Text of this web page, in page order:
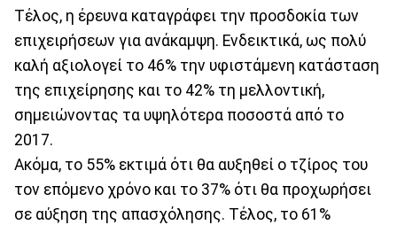
Τέλος, η έρευνα καταγράφει την προσδοκία των
επιχειρήσεων για ανάκαμψη. Ενδεικτικά, ως πολύ
καλή αξιολογεί το 46% την υφιστάμενη κατάσταση
της επιχείρησης και το 42% τη μελλοντική,
σημειώνοντας τα υψηλότερα ποσοστά από το
2017.
Ακόμα, το 55% εκτιμά ότι θα αυξηθεί ο τζίρος του
τον επόμενο χρόνο και το 37% ότι θα προχωρήσει
σε αύξηση της απασχόλησης. Τέλος, το 61%